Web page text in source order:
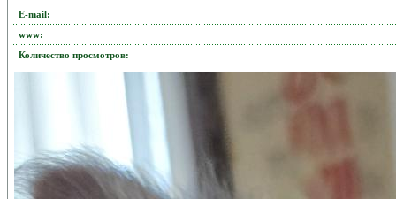
Е-mail:
www:
Количество просмотров: